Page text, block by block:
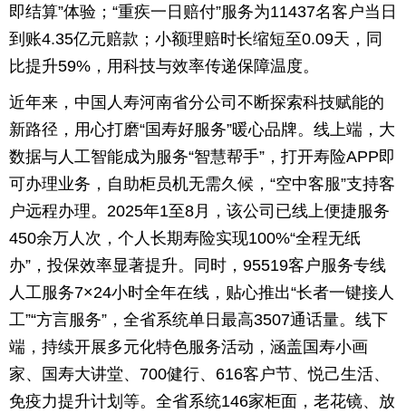
即结算”体验；“重疾一日赔付”服务为11437名客户当日
到账4.35亿元赔款；小额理赔时长缩短至0.09天，同
比提升59%，用科技与效率传递保障温度。
近年来，中国人寿河南省分公司不断探索科技赋能的
新路径，用心打磨“国寿好服务”暖心品牌。线上端，大
数据与人工智能成为服务“智慧帮手”，打开寿险APP即
可办理业务，自助柜员机无需久候，“空中客服”支持客
户远程办理。2025年1至8月，该公司已线上便捷服务
450余万人次，个人长期寿险实现100%“全程无纸
办”，投保效率显著提升。同时，95519客户服务专线
人工服务7×24小时全年在线，贴心推出“长者一键接人
工”“方言服务”，全省系统单日最高3507通话量。线下
端，持续开展多元化特色服务活动，涵盖国寿小画
家、国寿大讲堂、700健行、616客户节、悦己生活、
免疫力提升计划等。全省系统146家柜面，老花镜、放